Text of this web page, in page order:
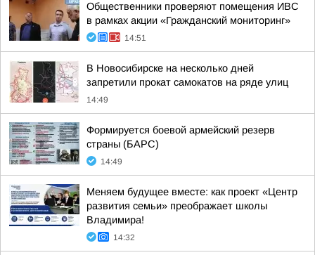
Общественники проверяют помещения ИВС
в рамках акции «Гражданский мониторинг»
14:51
В Новосибирске на несколько дней
запретили прокат самокатов на ряде улиц
14:49
Формируется боевой армейский резерв
страны (БАРС)
14:49
Меняем будущее вместе: как проект «Центр
развития семьи» преображает школы
Владимира!
14:32